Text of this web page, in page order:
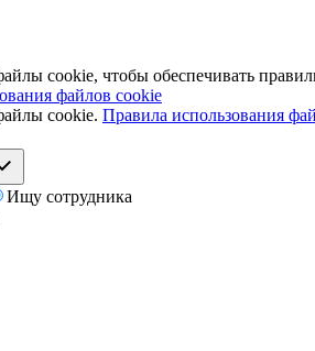
cookie, чтобы обеспечивать
файлов cookie
cookie. Правила использования
Ищу сотрудника